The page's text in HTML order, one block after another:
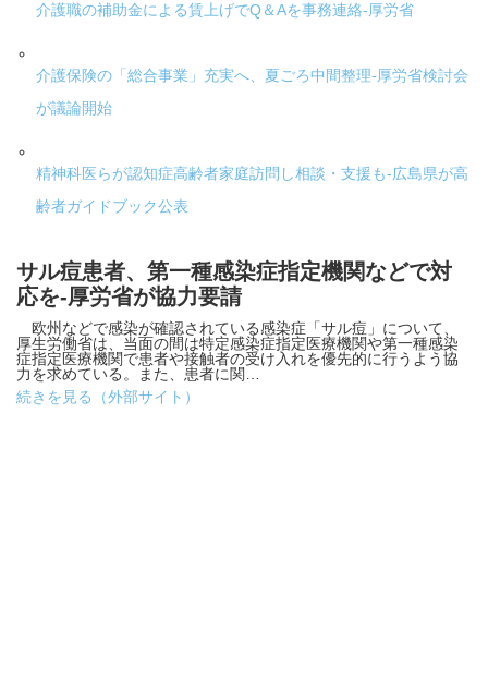
介護職の補助金による賃上げでQ＆Aを事務連絡-厚労省
介護保険の「総合事業」充実へ、夏ごろ中間整理-厚労省検討会
が議論開始
精神科医らが認知症高齢者家庭訪問し相談・支援も-広島県が高
齢者ガイドブック公表
サル痘患者、第一種感染症指定機関などで対
応を-厚労省が協力要請
欧州などで感染が確認されている感染症「サル痘」について、
厚生労働省は、当面の間は特定感染症指定医療機関や第一種感染
症指定医療機関で患者や接触者の受け入れを優先的に行うよう協
力を求めている。また、患者に関…
続きを見る（外部サイト）